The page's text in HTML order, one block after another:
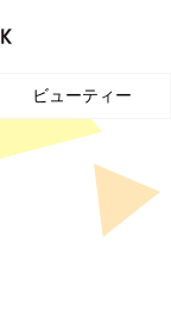
ビューティー